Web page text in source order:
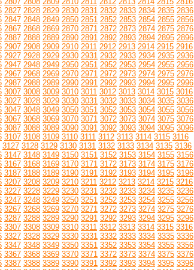
2827 2828 2829 2830 2831 2832 2833 2834 2835 2836
2847 2848 2849 2850 2851 2852 2853 2854 2855 2856
2867 2868 2869 2870 2871 2872 2873 2874 2875 2876
2887 2888 2889 2890 2891 2892 2893 2894 2895 2896
2907 2908 2909 2910 2911 2912 2913 2914 2915 2916
2927 2928 2929 2930 2931 2932 2933 2934 2935 2936
2947 2948 2949 2950 2951 2952 2953 2954 2955 2956
2967 2968 2969 2970 2971 2972 2973 2974 2975 2976
2987 2988 2989 2990 2991 2992 2993 2994 2995 2996
3007 3008 3009 3010 3011 3012 3013 3014 3015 3016
3027 3028 3029 3030 3031 3032 3033 3034 3035 3036
3047 3048 3049 3050 3051 3052 3053 3054 3055 3056
3067 3068 3069 3070 3071 3072 3073 3074 3075 3076
3087 3088 3089 3090 3091 3092 3093 3094 3095 3096
3107 3108 3109 3110 3111 3112 3113 3114 3115 3116
3127 3128 3129 3130 3131 3132 3133 3134 3135 3136
3147 3148 3149 3150 3151 3152 3153 3154 3155 3156
3167 3168 3169 3170 3171 3172 3173 3174 3175 3176
3187 3188 3189 3190 3191 3192 3193 3194 3195 3196
3207 3208 3209 3210 3211 3212 3213 3214 3215 3216
3227 3228 3229 3230 3231 3232 3233 3234 3235 3236
3247 3248 3249 3250 3251 3252 3253 3254 3255 3256
3267 3268 3269 3270 3271 3272 3273 3274 3275 3276
3287 3288 3289 3290 3291 3292 3293 3294 3295 3296
3307 3308 3309 3310 3311 3312 3313 3314 3315 3316
3327 3328 3329 3330 3331 3332 3333 3334 3335 3336
3347 3348 3349 3350 3351 3352 3353 3354 3355 3356
3367 3368 3369 3370 3371 3372 3373 3374 3375 3376
3387 3388 3389 3390 3391 3392 3393 3394 3395 3396